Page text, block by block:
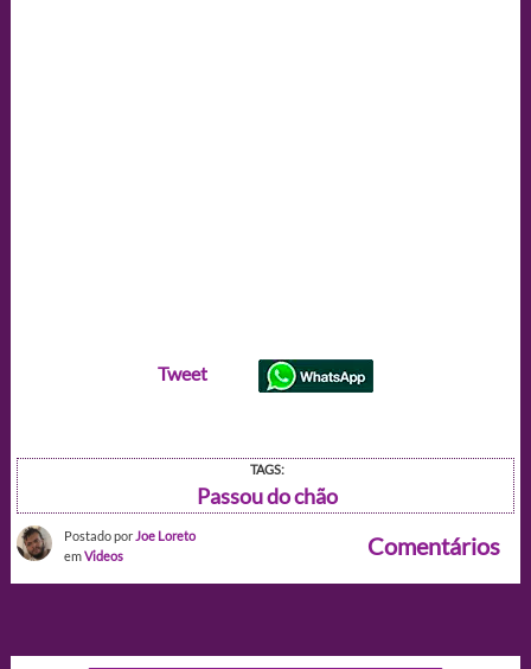
Tweet
TAGS:
Passou do chão
Postado por Joe Loreto
emVideos Comentários